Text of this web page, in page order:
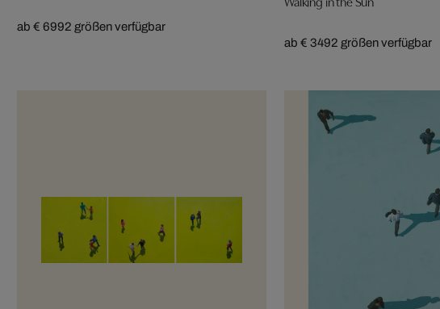
ab € 6992 größen verfügbar
ab € 3492 größen verfügbar